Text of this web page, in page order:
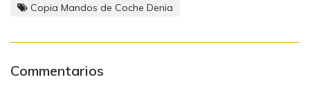
Copia Mandos de Coche Denia
Commentarios